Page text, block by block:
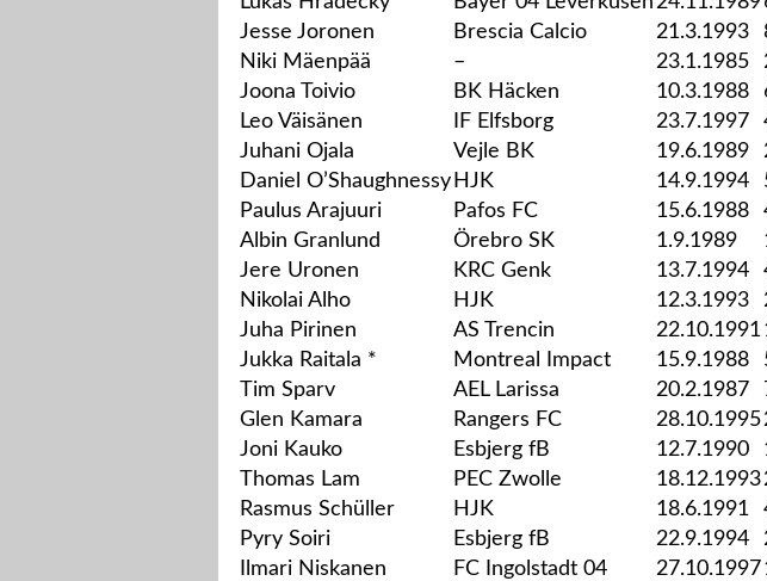
Jesse Joronen
Brescia Calcio 21.3.1993
Niki Mäenpää
– 23.1.1985
Joona Toivio
BK Häcken 10.3.1988
Leo Väisänen
IF Elfsborg 23.7.1997
Juhani Ojala
Vejle BK 19.6.1989
Daniel O’Shaughnessy HJK 14.9.1994
Paulus Arajuuri
Pafos FC 15.6.1988
Albin Granlund
Örebro SK 1.9.1989
Jere Uronen
KRC Genk 13.7.1994
Nikolai Alho
HJK 12.3.1993
Juha Pirinen
AS Trencin 22.10.1991
Jukka Raitala *
Montreal Impact 15.9.1988
Tim Sparv
AEL Larissa 20.2.1987
Glen Kamara
Rangers FC 28.10.1995
Joni Kauko
Esbjerg fB 12.7.1990
Thomas Lam
PEC Zwolle 18.12.1993
Rasmus Schüller
HJK 18.6.1991
Pyry Soiri
Esbjerg fB 22.9.1994
Ilmari Niskanen
FC Ingolstadt 04 27.10.1997